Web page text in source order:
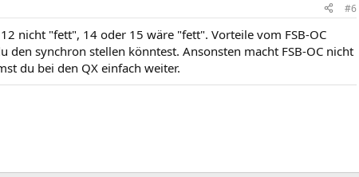
#6
nicht "fett", 14 oder 15 wäre "fett". Vorteile vom FSB-OC
den synchron stellen könntest. Ansonsten macht FSB-OC nicht
du bei den QX einfach weiter.